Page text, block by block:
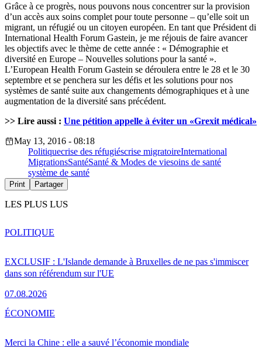
Grâce à ce progrès, nous pouvons nous concentrer sur la provision
d’un accès aux soins complet pour toute personne – qu’elle soit un
migrant, un réfugié ou un citoyen européen. En tant que Président di
International Health Forum Gastein, je me réjouis de faire avancer
les objectifs avec le thème de cette année : « Démographie et
diversité en Europe – Nouvelles solutions pour la santé ».
L’European Health Forum Gastein se déroulera entre le 28 et le 30
septembre et se penchera sur les défis et les solutions pour nos
systèmes de santé suite aux changements démographiques et à une
augmentation de la diversité sans précédent.
>> Lire aussi : Une pétition appelle à éviter un «Grexit médical»
May 13, 2016 - 08:18
Politiquecrise des réfugiéscrise migratoireInternational
MigrationsSantéSanté & Modes de viesoins de santé
système de santé
Print Partager
LES PLUS LUS
EXCLUSIF : L'Islande demande à Bruxelles de ne pas s'immiscer
dans son référendum sur l'UE
07.08.2026
POLITIQUE
Merci la Chine : elle a sauvé l’économie mondiale
ÉCONOMIE